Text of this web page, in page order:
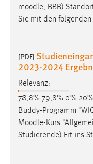
moodle, BBB)
Sie mit den folgenden
[PDF]
2023-2024
Relevanz:
78,8% 79,8% 0%
Buddy-Programm
Moodle-Kurs
Studierende) Fit-ins-